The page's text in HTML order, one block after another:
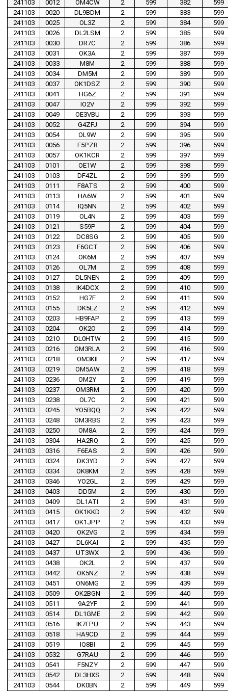
241103
0012 OM4CW 2 599 382
599
241103
0020 DL9BDM 2 599 383
599
241103
0025 OL3Z 2 599 384
599
241103
0026 DL2LSM 2 599 385
599
241103
0030 DR7C 2 599 386
599
241103
0031 OK3A 2 599 387
599
241103
0033 M8M 2 599 388
599
241103
0034 DM5M 2 599 389
599
241103
0037 OK1DSZ 2 599 390
599
241103
0041 HG6Z 2 599 391
599
241103
0047 IO2V 2 599 392
599
241103
0049 OE3VBU 2 599 393
599
241103
0052 G4ZFJ 2 599 394
599
241103
0054 OL9W 2 599 395
599
241103
0056 F5PZR 2 599 396
599
241103
0057 OK1KCR 2 599 397
599
241103
0101 OE1W 2 599 398
599
241103
0103 DF4ZL 2 599 399
599
241103
0111 F8ATS 2 599 400
599
241103
0113 HA6W 2 599 401
599
241103
0114 IQ5NN 2 599 402
599
241103
0119 OL4N 2 599 403
599
241103
0121 S59P 2 599 404
599
241103
0122 DC8SG 2 599 405
599
241103
0123 F6GCT 2 599 406
599
241103
0124 OK6M 2 599 407
599
241103
0126 OL7M 2 599 408
599
241103
0127 DL5NEN 2 599 409
599
241103
0138 IK4DCX 2 599 410
599
241103
0152 HG7F 2 599 411
599
241103
0155 DK5EZ 2 599 412
599
241103
0203 HB9FAP 2 599 413
599
241103
0204 OK2O 2 599 414
599
241103
0210 DL0HTW 2 599 415
599
241103
0216 OM3RLA 2 599 416
599
241103
0218 OM3KII 2 599 417
599
241103
0219 OM5AW 2 599 418
599
241103
0236 OM2Y 2 599 419
599
241103
0237 OM3RM 2 599 420
599
241103
0238 OL7C 2 599 421
599
241103
0245 YO5BQQ 2 599 422
599
241103
0248 OM3RBS 2 599 423
599
241103
0250 OM8A 2 599 424
599
241103
0304 HA2RQ 2 599 425
599
241103
0316 F6EAS 2 599 426
599
241103
0324 DK3YD 2 599 427
599
241103
0334 OK8KM 2 599 428
599
241103
0346 YO2GL 2 599 429
599
241103
0403 DD5M 2 599 430
599
241103
0409 DL1ATI 2 599 431
599
241103
0415 OK1KKD 2 599 432
599
241103
0417 OK1JPP 2 599 433
599
241103
0420 OK2VG 2 599 434
599
241103
0427 DL6KAI 2 599 435
599
241103
0437 UT3WX 2 599 436
599
241103
0438 OK2L 2 599 437
599
241103
0442 OK5NZ 2 599 438
599
241103
0451 ON6MG 2 599 439
599
241103
0509 OK2BGN 2 599 440
599
241103
0511 9A2YF 2 599 441
599
241103
0514 DL1GME 2 599 442
599
241103
0516 IK7FPU 2 599 443
599
241103
0518 HA9CD 2 599 444
599
241103
0519 IQ8BI 2 599 445
599
241103
0532 G7RAU 2 599 446
599
241103
0541 F5NZY 2 599 447
599
241103
0542 DL3HXS 2 599 448
599
241103
0544 DK0BN 2 599 449
599